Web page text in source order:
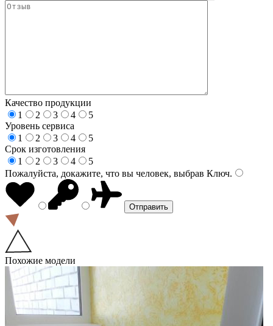
Качество продукции
1
2 3 4
5
Уровень сервиса
1
2 3 4
5
Срок изготовления
1
2 3 4
5
Пожалуйста, докажите, что вы человек, выбрав Ключ.
Похожие модели